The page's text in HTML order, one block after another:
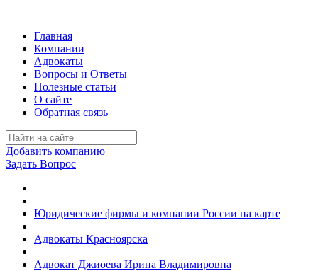
Главная
Компании
Адвокаты
Вопросы и Ответы
Полезные статьи
О сайте
Обратная связь
Добавить компанию
Задать Вопрос
Юридические фирмы и компании России на карте
Адвокаты Красноярска
Адвокат Джиоева Ирина Владимировна